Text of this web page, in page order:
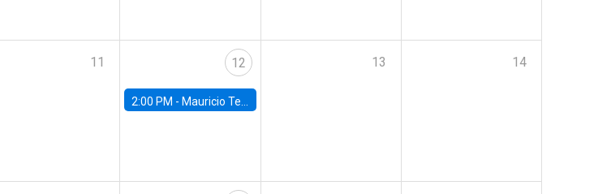
11 12
2:00 PM - Mauricio Tejada, UDP
13 14